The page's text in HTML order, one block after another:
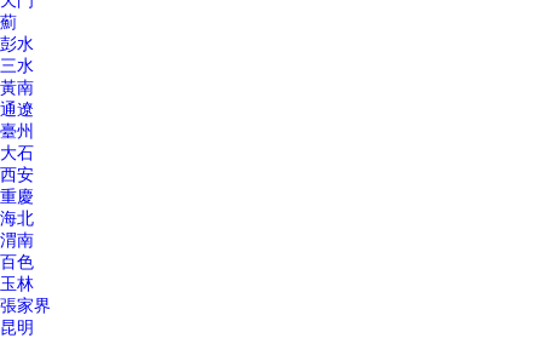
薊
彭水
三水
黃南
通遼
臺州
大石
西安
重慶
海北
渭南
百色
玉林
張家界
昆明